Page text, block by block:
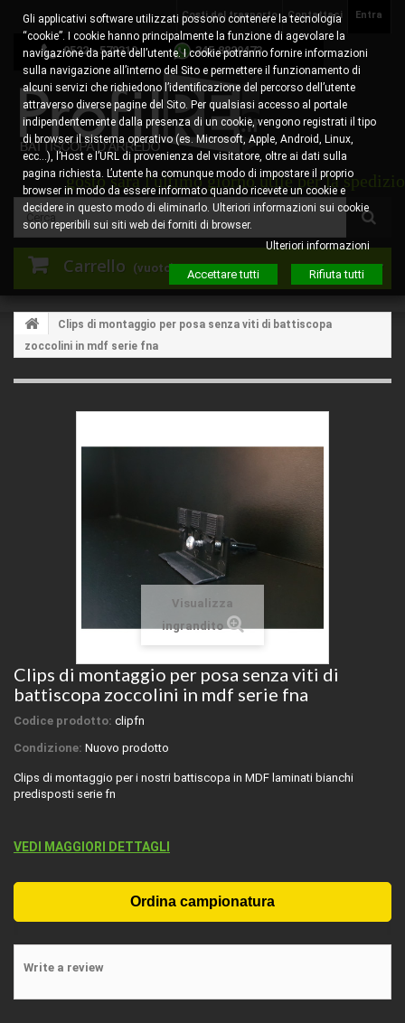
Entra
Contattaci
Costi del trasporto
0522 - 578310 345.8829473
Carrello (vuoto)
6 agosto sarà l'ultimo giorno utile per la
Clips di montaggio per posa senza viti di battiscopa
zoccolini in mdf serie fna
Visualizza
ingrandito
Clips di montaggio per posa senza viti di
battiscopa zoccolini in mdf serie fna
Codice prodotto: clipfn
Condizione: Nuovo prodotto
Clips di montaggio per i nostri battiscopa in MDF laminati bianchi
predisposti serie fn
VEDI MAGGIORI DETTAGLI
Write a review
Gli applicativi software utilizzati possono contenere la tecnologia
“cookie”. I cookie hanno principalmente la funzione di agevolare la
navigazione da parte dell’utente. I cookie potranno fornire informazioni
sulla navigazione all’interno del Sito e permettere il funzionamento di
alcuni servizi che richiedono l’identificazione del percorso dell’utente
attraverso diverse pagine del Sito. Per qualsiasi accesso al portale
indipendentemente dalla presenza di un cookie, vengono registrati il tipo
di browser il sistema operativo (es. Microsoft, Apple, Android, Linux,
ecc…), l’Host e l’URL di provenienza del visitatore, oltre ai dati sulla
pagina richiesta. L’utente ha comunque modo di impostare il proprio
browser in modo da essere informato quando ricevete un cookie e
decidere in questo modo di eliminarlo. Ulteriori informazioni sui cookie
sono reperibili sui siti web dei forniti di browser.
Ulteriori informazioni
Accettare tutti Rifiuta tutti